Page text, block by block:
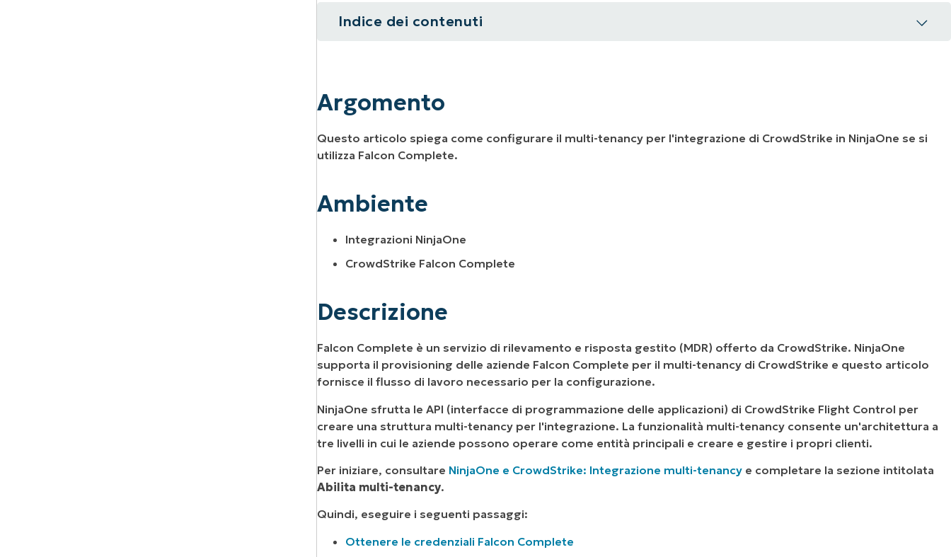
GUARDA UNA DEMO
GUARDA UNA DEMO
Indice dei contenuti
Descrizione
Risorse aggiuntive
Argomento
Questo articolo spiega come configurare il multi-tenancy per l'integrazione di CrowdStrike in NinjaOne se si
utilizza Falcon Complete.
Ambiente
Integrazioni NinjaOne
CrowdStrike Falcon Complete
Descrizione
Falcon Complete è un servizio di rilevamento e risposta gestito (MDR) offerto da CrowdStrike. NinjaOne
supporta il provisioning delle aziende Falcon Complete per il multi-tenancy di CrowdStrike e questo articolo
fornisce il flusso di lavoro necessario per la configurazione.
NinjaOne sfrutta le API (interfacce di programmazione delle applicazioni) di CrowdStrike Flight Control per
creare una struttura multi-tenancy per l'integrazione. La funzionalità multi-tenancy consente un'architettura a
tre livelli in cui le aziende possono operare come entità principali e creare e gestire i propri clienti.
Per iniziare, consultare NinjaOne e CrowdStrike: Integrazione multi-tenancy e completare la sezione intitolata
Abilita multi-tenancy.
Quindi, eseguire i seguenti passaggi:
Ottenere le credenziali Falcon Complete